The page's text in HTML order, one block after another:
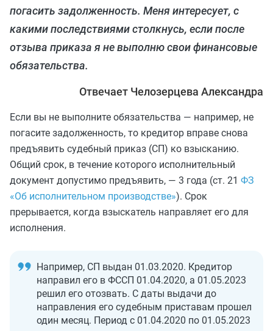
погасить задолженность. Меня интересует, с
какими последствиями столкнусь, если после
отзыва приказа я не выполню свои финансовые
обязательства.
Отвечает Челозерцева Александра
Если вы не выполните обязательства — например, не
погасите задолженность, то кредитор вправе снова
предъявить судебный приказ (СП) ко взысканию.
Общий срок, в течение которого исполнительный
документ допустимо предъявить, — 3 года (ст. 21 ФЗ
«Об исполнительном производстве»). Срок
прерывается, когда взыскатель направляет его для
исполнения.
Например, СП выдан 01.03.2020. Кредитор
направил его в ФССП 01.04.2020, а 01.05.2023
решил его отозвать. С даты выдачи до
направления его судебным приставам прошел
один месяц. Период с 01.04.2020 по 01.05.2023